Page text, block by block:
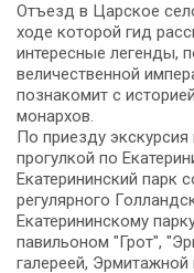
Отъезд в Царское
ходе которой гид
интересные легенды,
величественной
познакомит с
монархов.
По приезду
прогулкой по
Екатерининский парк
регулярного
Екатерининскому
павильоном "Грот",
галереей,